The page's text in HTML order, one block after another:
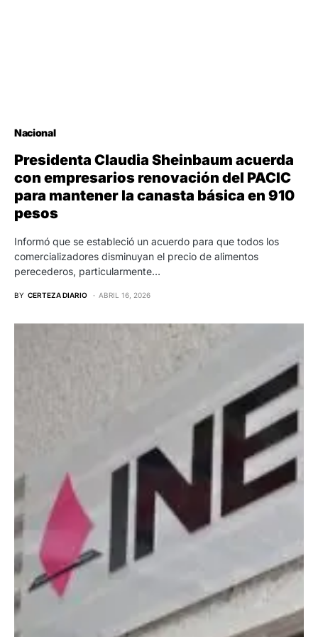
Nacional
Presidenta Claudia Sheinbaum acuerda
con empresarios renovación del PACIC
para mantener la canasta básica en 910
pesos
Informó que se estableció un acuerdo para que todos los
comercializadores disminuyan el precio de alimentos
perecederos, particularmente…
BY CERTEZA DIARIO ABRIL 16, 2026